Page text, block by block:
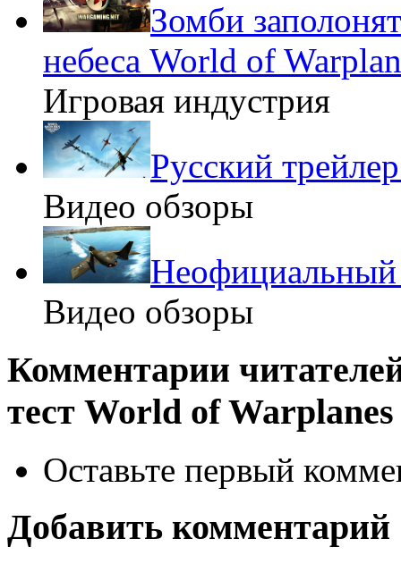
Зомби
небеса World of
Игровая индустрия
Русский
Видео обзоры
Неофициальный
Видео обзоры
Комментарии
тест World of
Оставьте первый
Добавить комментарий